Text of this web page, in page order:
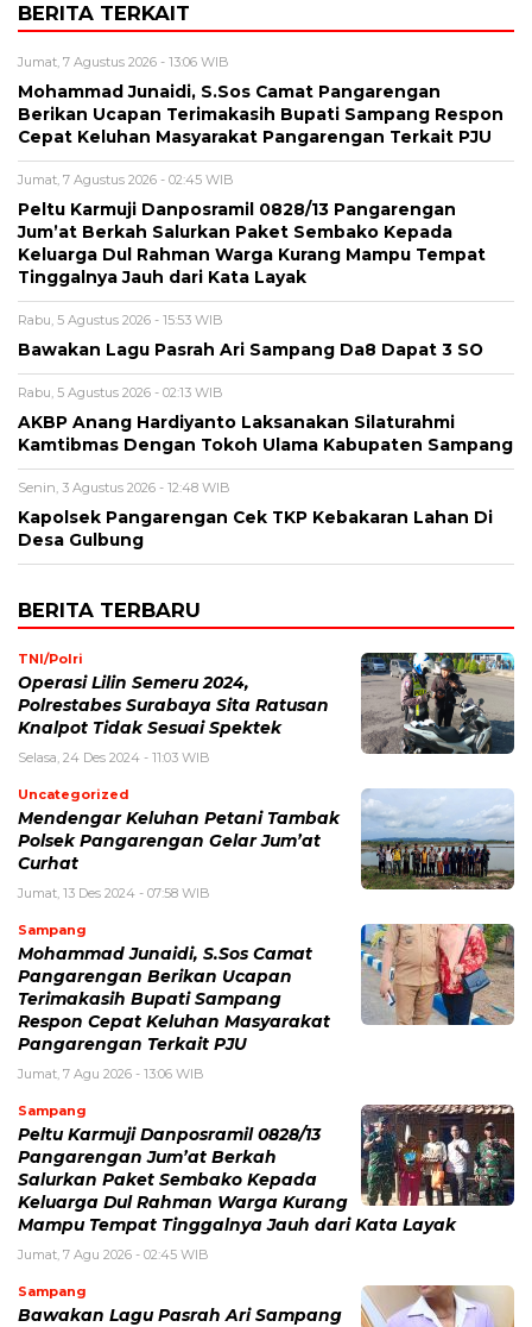
BERITA TERKAIT
Jumat, 7 Agustus 2026 - 13:06 WIB
Mohammad Junaidi, S.Sos Camat Pangarengan
Berikan Ucapan Terimakasih Bupati Sampang Respon
Cepat Keluhan Masyarakat Pangarengan Terkait PJU
Jumat, 7 Agustus 2026 - 02:45 WIB
Peltu Karmuji Danposramil 0828/13 Pangarengan
Jum’at Berkah Salurkan Paket Sembako Kepada
Keluarga Dul Rahman Warga Kurang Mampu Tempat
Tinggalnya Jauh dari Kata Layak
Rabu, 5 Agustus 2026 - 15:53 WIB
Bawakan Lagu Pasrah Ari Sampang Da8 Dapat 3 SO
Rabu, 5 Agustus 2026 - 02:13 WIB
AKBP Anang Hardiyanto Laksanakan Silaturahmi
Kamtibmas Dengan Tokoh Ulama Kabupaten Sampang
Senin, 3 Agustus 2026 - 12:48 WIB
Kapolsek Pangarengan Cek TKP Kebakaran Lahan Di
Desa Gulbung
BERITA TERBARU
TNI/Polri
Operasi Lilin Semeru 2024,
Polrestabes Surabaya Sita Ratusan
Knalpot Tidak Sesuai Spektek
Selasa, 24 Des 2024 - 11:03 WIB
Uncategorized
Mendengar Keluhan Petani Tambak
Polsek Pangarengan Gelar Jum’at
Curhat
Jumat, 13 Des 2024 - 07:58 WIB
Sampang
Mohammad Junaidi, S.Sos Camat
Pangarengan Berikan Ucapan
Terimakasih Bupati Sampang
Respon Cepat Keluhan Masyarakat
Pangarengan Terkait PJU
Jumat, 7 Agu 2026 - 13:06 WIB
Sampang
Peltu Karmuji Danposramil 0828/13
Pangarengan Jum’at Berkah
Salurkan Paket Sembako Kepada
Keluarga Dul Rahman Warga Kurang
Mampu Tempat Tinggalnya Jauh dari Kata Layak
Jumat, 7 Agu 2026 - 02:45 WIB
Sampang
Bawakan Lagu Pasrah Ari Sampang